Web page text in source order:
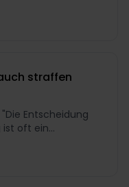
bliebe genau dort.
straffen
Entscheidung
ist oft ein
positiv